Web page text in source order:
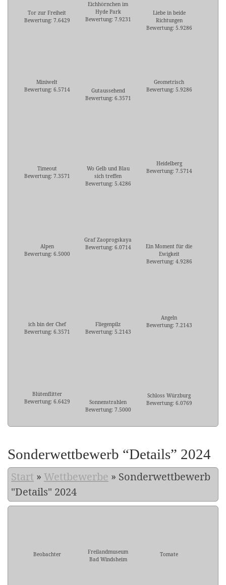
Tor zur Freiheit
Bewertung: 7.6429
Eichhörnchen im
Hyde Park
Bewertung: 7.9231
Liebe in beide
Richtungen
Bewertung: 5.9286
Miniwelt
Bewertung: 6.5714
Gutaussehend
Bewertung: 6.3571
Geometrisch
Bewertung: 5.9286
Timeout
Bewertung: 7.3571
Wo Gelb und Blau
sich treffen
Bewertung: 5.4286
Heidelberg
Bewertung: 7.5714
Alpen
Bewertung: 6.5000
Graf Zaoprogskaya
Bewertung: 6.0714
Ein Moment für die
Ewigkeit
Bewertung: 4.9286
ich bin der Chef
Bewertung: 6.3571
Fliegenpilz
Bewertung: 5.2143
Angeln
Bewertung: 7.2143
Blütenflitter
Bewertung: 6.6429
Sonnenstrahlen
Bewertung: 7.5000
Schloss Würzburg
Bewertung: 6.0769
Sonderwettbewerb “Details” 2024
Start » Wettbewerbe » Sonderwettbewerb
"Details" 2024
Beobachter
Freilandmuseum
Bad Windsheim
Tomate